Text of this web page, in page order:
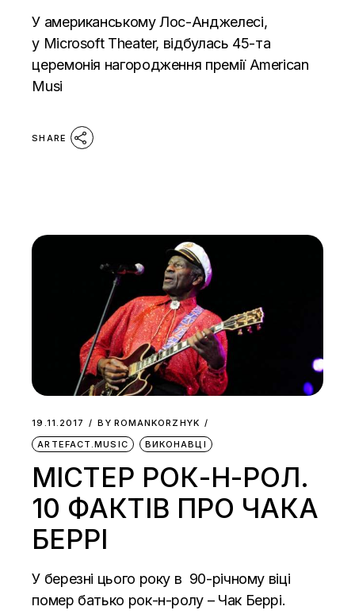
У американському Лос-Анджелесі,
у Microsoft Theater, відбулась 45-та
церемонія нагородження премії American
Musi
SHARE
19.11.2017 BY ROMANKORZHYK
ARTEFACT.MUSIC
ВИКОНАВЦІ
МІСТЕР РОК-Н-РОЛ.
10 ФАКТІВ ПРО ЧАКА
БЕРРІ
У березні цього року в 90-річному віці
помер батько рок-н-ролу – Чак Беррі.